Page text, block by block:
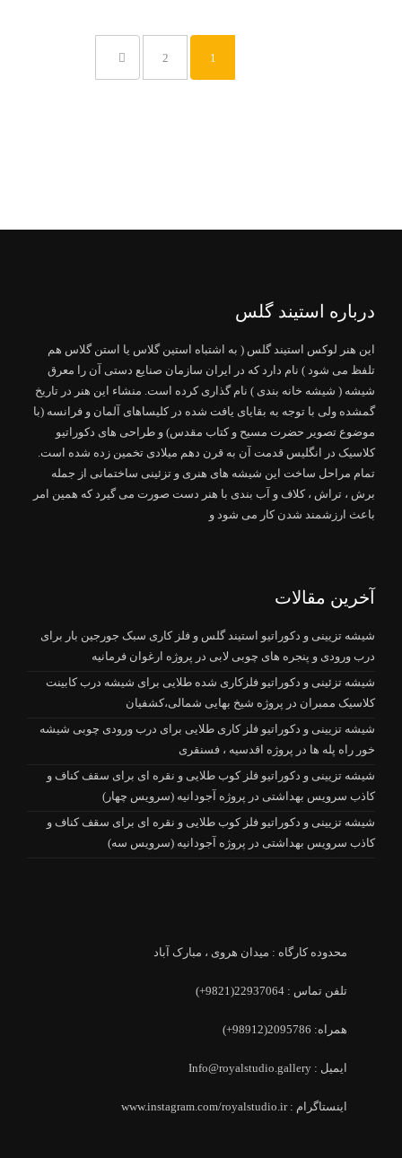
1
2
درباره استیند گلس
این هنر لوکس استیند گلس ( به اشتباه استین گلاس یا استن گلاس هم
تلفظ می شود ) نام دارد که در ایران سازمان صنایع دستی آن را معرق
شیشه ( شیشه خانه بندی ) نام گذاری کرده است. منشاء این هنر در تاریخ
گمشده ولی با توجه به بقایای یافت شده در کلیساهای آلمان و فرانسه (با
موضوع تصویر حضرت مسیح و کتاب مقدس) و طراحی های دکوراتیو
کلاسیک در انگلیس قدمت آن به قرن دهم میلادی تخمین زده شده است.
تمام مراحل ساخت این شیشه های هنری و تزئینی ساختمانی از جمله
برش ، تراش ، کلاف و آب بندی با هنر دست صورت می گیرد که همین امر
باعث ارزشمند شدن کار می شود و
آخرین مقالات
شیشه تزیینی و دکوراتیو استیند گلس و فلز کاری سبک جورجین بار برای
درب ورودی و پنجره های چوبی لابی در پروژه ارغوان فرمانیه
شیشه تزئینی و دکوراتیو فلزکاری شده طلایی برای شیشه درب کابینت
کلاسیک ممبران در پروژه شیخ بهایی شمالی،کشفیان
شیشه تزیینی و دکوراتیو فلز کاری طلایی برای درب ورودی چوبی شیشه
خور راه پله ها در پروژه اقدسیه ، فسنقری
شیشه تزیینی و دکوراتیو فلز کوب طلایی و نقره ای برای سقف کناف و
کاذب سرویس بهداشتی در پروژه آجودانیه (سرویس چهار)
شیشه تزیینی و دکوراتیو فلز کوب طلایی و نقره ای برای سقف کناف و
کاذب سرویس بهداشتی در پروژه آجودانیه (سرویس سه)
محدوده کارگاه : میدان هروی ، مبارک آباد
تلفن تماس : 22937064(9821+)
همراه: 2095786(98912+)
ایمیل : Info@royalstudio.gallery
اینستاگرام : www.instagram.com/royalstudio.ir